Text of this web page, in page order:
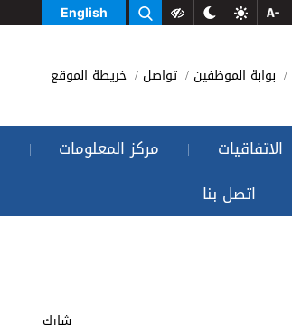
English
بوابة الموظفين تواصل خريطة الموقع
الاتفاقيات | مركز المعلومات |
اتصل بنا